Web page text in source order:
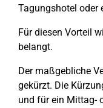
Tagungshotel oder
Für diesen Vorteil
belangt.
Der maßgebliche
gekürzt. Die
und für ein Mittag-